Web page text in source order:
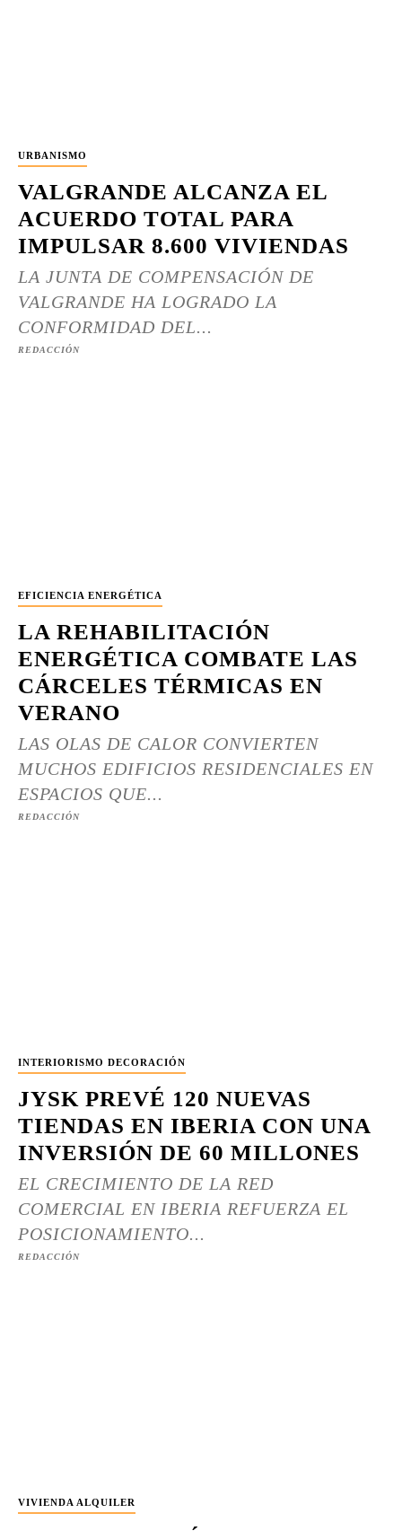
URBANISMO
VALGRANDE ALCANZA EL
ACUERDO TOTAL PARA
IMPULSAR 8.600 VIVIENDAS
LA JUNTA DE COMPENSACIÓN DE
VALGRANDE HA LOGRADO LA
CONFORMIDAD DEL...
REDACCIÓN
EFICIENCIA ENERGÉTICA
LA REHABILITACIÓN
ENERGÉTICA COMBATE LAS
CÁRCELES TÉRMICAS EN
VERANO
LAS OLAS DE CALOR CONVIERTEN
MUCHOS EDIFICIOS RESIDENCIALES EN
ESPACIOS QUE...
REDACCIÓN
INTERIORISMO DECORACIÓN
JYSK PREVÉ 120 NUEVAS
TIENDAS EN IBERIA CON UNA
INVERSIÓN DE 60 MILLONES
EL CRECIMIENTO DE LA RED
COMERCIAL EN IBERIA REFUERZA EL
POSICIONAMIENTO...
REDACCIÓN
VIVIENDA ALQUILER